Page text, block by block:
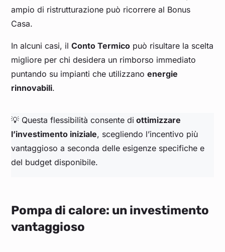
ampio di ristrutturazione può ricorrere al Bonus
Casa.
In alcuni casi, ilConto Termico può risultare la scelta
migliore per chi desidera un rimborso immediato
puntando su impianti che utilizzanoenergie
rinnovabili.
💡 Questa flessibilità consente di ottimizzare
l’investimento iniziale, scegliendo l’incentivo più
vantaggioso a seconda delle esigenze specifiche e
del budget disponibile.
Pompa di calore: un investimento
vantaggioso